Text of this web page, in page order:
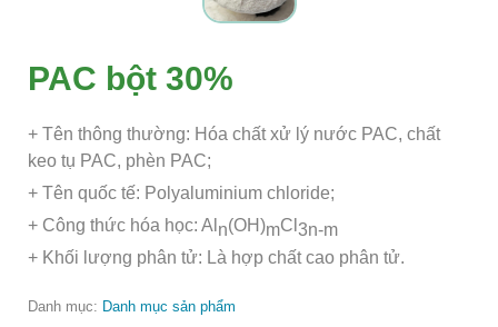
PAC bột 30%
+ Tên thông thường: Hóa chất xử lý nước PAC, chất
keo tụ PAC, phèn PAC;
+ Tên quốc tế: Polyaluminium chloride;
+ Công thức hóa học: Al n(OH)mCl 3n-m
+ Khối lượng phân tử: Là hợp chất cao phân tử.
Danh mục: Danh mục sản phẩm